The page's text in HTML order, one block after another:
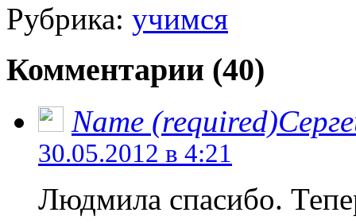
Рубрика: учимся
Комментарии (40)
Name
30.05.2012 в 4:21
Людмила спасибо.